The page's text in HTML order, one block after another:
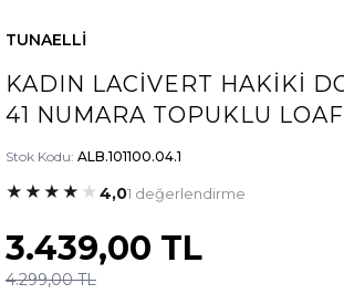
TUNAELLİ
KADIN LACİVERT HAKİKİ
41 NUMARA TOPUKLU
Stok Kodu: ALB.101100.04.1
★ ★ ★ ★ ★ 4,01 değerlendirme
4.299,00TL
3.439,00 TL